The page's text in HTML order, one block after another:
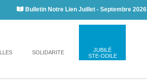
Bulletin Notre Lien Juillet - Septembre 2026
SOLIDARITE
JUBILÉ
STE-ODILE